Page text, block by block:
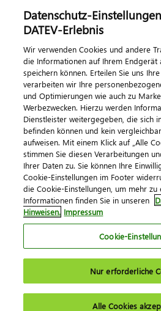
Kontaktieren
© 2026
ImpressumDatenschutz
Cookie-
Datenschutz-
DATEV-Erlebnis
Wir verwenden Cookies und andere
die Informationen auf Ihrem
speichern können. Erteilen Sie uns Ihre
verarbeiten wir Ihre
und Optimierungen wie auch zu
Werbezwecken. Hierzu werden
Dienstleister weitergegeben, die sich
befinden können und kein
aufweisen. Mit einem Klick auf „Alle
stimmen Sie diesen Verarbeitungen
Ihrer Daten zu. Sie können Ihre
Cookie-Einstellungen im Footer
die Cookie-Einstellungen, um mehr zu
Informationen finden Sie in unseren
Hinweisen. Impressum
Cookie-
Nur erforderliche
Alle Cookies